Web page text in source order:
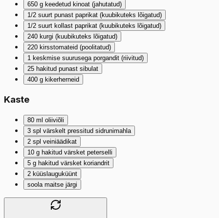
650 g keedetud kinoat (jahutatud)
1/2 suurt punast paprikat (kuubikuteks lõigatud)
1/2 suurt kollast paprikat (kuubikuteks lõigatud)
240 kurgi (kuubikuteks lõigatud)
220 kirsstomateid (poolitatud)
1 keskmise suurusega porgandit (riivitud)
25 hakitud punast sibulat
400 g kikerherneid
Kaste
80 ml oliiviõli
3 spl värskelt pressitud sidrunimahla
2 spl veiniäädikat
10 g hakitud värsket peterselli
5 g hakitud värsket koriandrit
2 küüslauguküünt
soola maitse järgi